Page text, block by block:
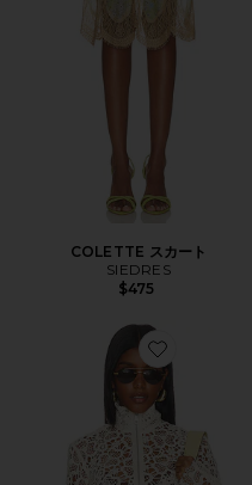
COLETTE スカート
SIEDRES
$475
Favorite トップ